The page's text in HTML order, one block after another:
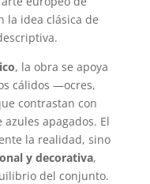
la idea clásica de
, la obra se apoya
cálidos —ocres,
contrastan con
apagados. El
la realidad, sino
y decorativa,
del conjunto.